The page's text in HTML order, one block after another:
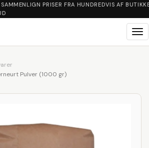
PRISER FRA HUNDREDVIS AF
Pulver (1000 gr)